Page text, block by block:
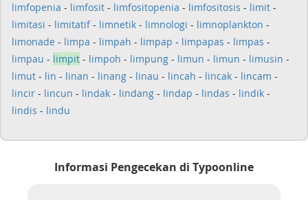
limfopenia - limfosit - limfositopenia - limfositosis - limit -
limitasi - limitatif- limnetik - limnologi - limnoplankton -
limonade - limpa - limpah - limpap - limpapas - limpas -
limpau - limpit - limpoh - limpung - limun - limun - limusin -
limut - lin - linan - linang - linau - lincah - lincak - lincam -
lincir - lincun - lindak - lindang - lindap - lindas - lindik -
lindis - lindu
Informasi Pengecekan di Typoonline